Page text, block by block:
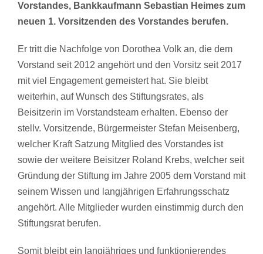
Vorstandes, Bankkaufmann Sebastian Heimes zum
neuen 1. Vorsitzenden des Vorstandes berufen.
Er tritt die Nachfolge von Dorothea Volk an, die dem
Vorstand seit 2012 angehört und den Vorsitz seit 2017
mit viel Engagement gemeistert hat. Sie bleibt
weiterhin, auf Wunsch des Stiftungsrates, als
Beisitzerin im Vorstandsteam erhalten. Ebenso der
stellv. Vorsitzende, Bürgermeister Stefan Meisenberg,
welcher Kraft Satzung Mitglied des Vorstandes ist
sowie der weitere Beisitzer Roland Krebs, welcher seit
Gründung der Stiftung im Jahre 2005 dem Vorstand mit
seinem Wissen und langjährigen Erfahrungsschatz
angehört. Alle Mitglieder wurden einstimmig durch den
Stiftungsrat berufen.
Somit bleibt ein langjähriges und funktionierendes